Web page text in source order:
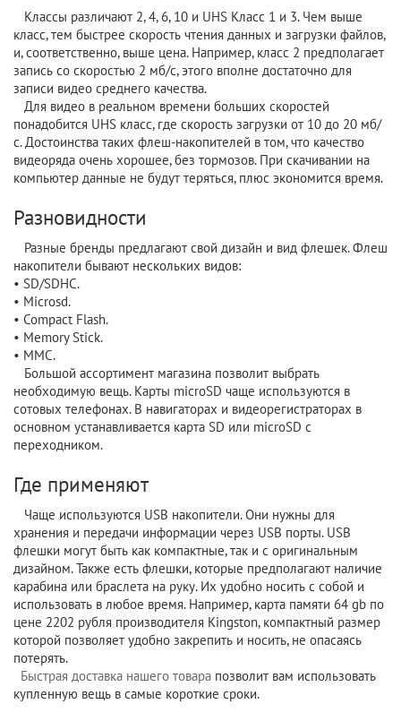
Классы различают 2, 4, 6, 10 и UHS Класс 1 и 3. Чем выше
класс, тем быстрее скорость чтения данных и загрузки файлов,
и, соответственно, выше цена. Например, класс 2 предполагает
запись со скоростью 2 мб/с, этого вполне достаточно для
записи видео среднего качества.
Для видео в реальном времени больших скоростей
понадобится UHS класс, где скорость загрузки от 10 до 20 мб/
с. Достоинства таких флеш-накопителей в том, что качество
видеоряда очень хорошее, без тормозов. При скачивании на
компьютер данные не будут теряться, плюс экономится время.
Разновидности
Разные бренды предлагают свой дизайн и вид флешек. Флеш
накопители бывают нескольких видов:
• SD/SDHC.
• Microsd.
• Compact Flash.
• Memory Stick.
• MMC.
Большой ассортимент магазина позволит выбрать
необходимую вещь. Карты microSD чаще используются в
сотовых телефонах. В навигаторах и видеорегистраторах в
основном устанавливается карта SD или microSD с
переходником.
Где применяют
Чаще используются USB накопители. Они нужны для
хранения и передачи информации через USB порты. USB
флешки могут быть как компактные, так и с оригинальным
дизайном. Также есть флешки, которые предполагают наличие
карабина или браслета на руку. Их удобно носить с собой и
использовать в любое время. Например, карта памяти 64 gb по
цене 2202 рубля производителя Kingston, компактный размер
которой позволяет удобно закрепить и носить, не опасаясь
потерять.
Быстрая доставка нашего товара позволит вам использовать
купленную вещь в самые короткие сроки.